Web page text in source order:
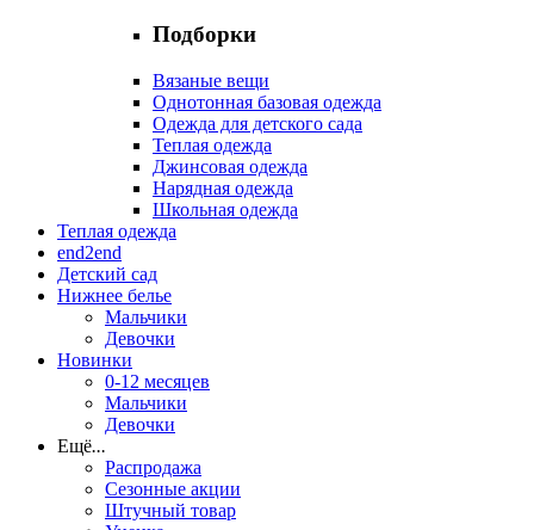
Подборки
Вязаные вещи
Однотонная базовая одежда
Одежда для детского сада
Теплая одежда
Джинсовая одежда
Нарядная одежда
Школьная одежда
Теплая одежда
end2end
Детский сад
Нижнее белье
Мальчики
Девочки
Новинки
0-12 месяцев
Мальчики
Девочки
Ещё...
Распродажа
Сезонные акции
Штучный товар